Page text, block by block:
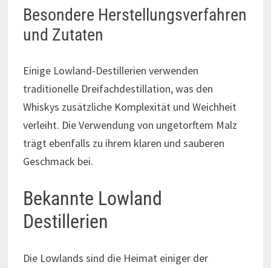
Besondere Herstellungsverfahren
und Zutaten
Einige Lowland-Destillerien verwenden
traditionelle Dreifachdestillation, was den
Whiskys zusätzliche Komplexität und Weichheit
verleiht. Die Verwendung von ungetorftem Malz
trägt ebenfalls zu ihrem klaren und sauberen
Geschmack bei.
Bekannte Lowland
Destillerien
Die Lowlands sind die Heimat einiger der